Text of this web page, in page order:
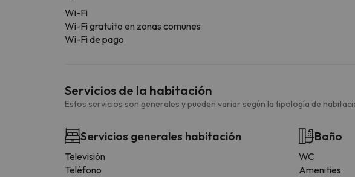
Wi-Fi
Wi-Fi gratuito en zonas comunes
Wi-Fi de pago
Servicios de la habitación
Estos servicios son generales y pueden variar según la tipología de
Servicios generales habitación
Televisión
Teléfono
Baño
WC
Amenities